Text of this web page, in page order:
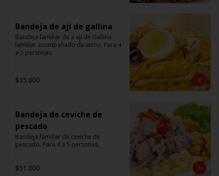
Bandeja de aji de gallina
Bandeja familiar de a ají de Gallina
familiar acompañado de arroz. Para 4
a 5 personas.
$35.000
Bandeja de ceviche de
pescado
Bandeja familiar de ceviche de
pescado. Para 4 a 5 personas.
$51.000